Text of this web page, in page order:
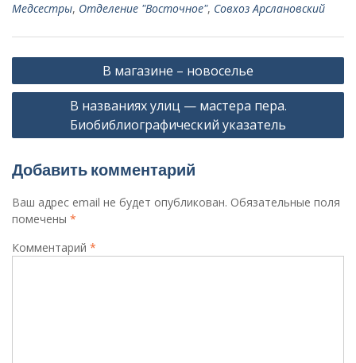
Медсестры, Отделение "Восточное", Совхоз Арслановский
Навигация
по
записям
В магазине – новоселье
В названиях улиц — мастера пера.
Биобиблиографический указатель
Добавить комментарий
Ваш адрес email не будет опубликован. Обязательные поля
помечены *
Комментарий *